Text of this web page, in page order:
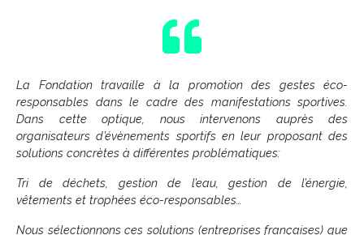
La Fondation travaille à la promotion des gestes éco-
responsables dans le cadre des manifestations sportives.
Dans cette optique, nous intervenons auprès des
organisateurs d’évènements sportifs en leur proposant des
solutions concrètes à différentes problématiques:
Tri de déchets, gestion de l’eau, gestion de l’énergie,
vêtements et trophées éco-responsables…
Nous sélectionnons ces solutions (entreprises françaises) que